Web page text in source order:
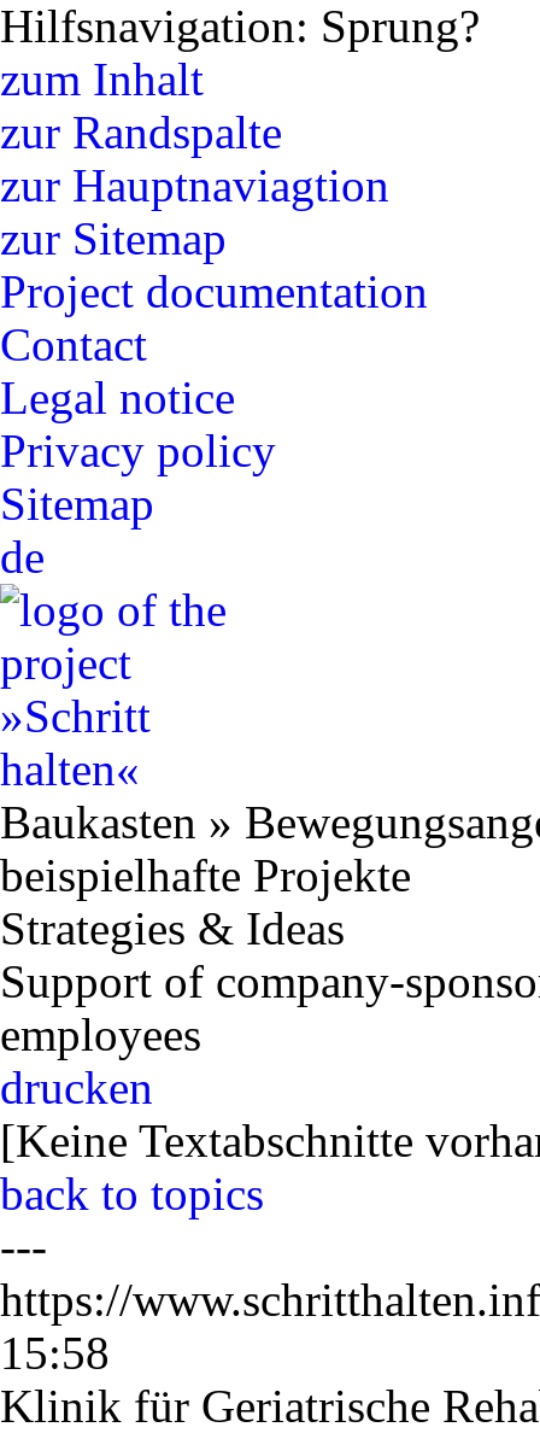
Hilfsnavigation: Sprung?
zum Inhalt
zur Randspalte
zur Hauptnaviagtion
zur Sitemap
Project documentation
Contact
Legal notice
Privacy policy
Sitemap
de
Baukasten »
beispielhafte Projekte
Strategies & Ideas
Support of company-
employees
drucken
[Keine Textabschnitte
back to topics
---
https://
15:58
Klinik für Geriatrische